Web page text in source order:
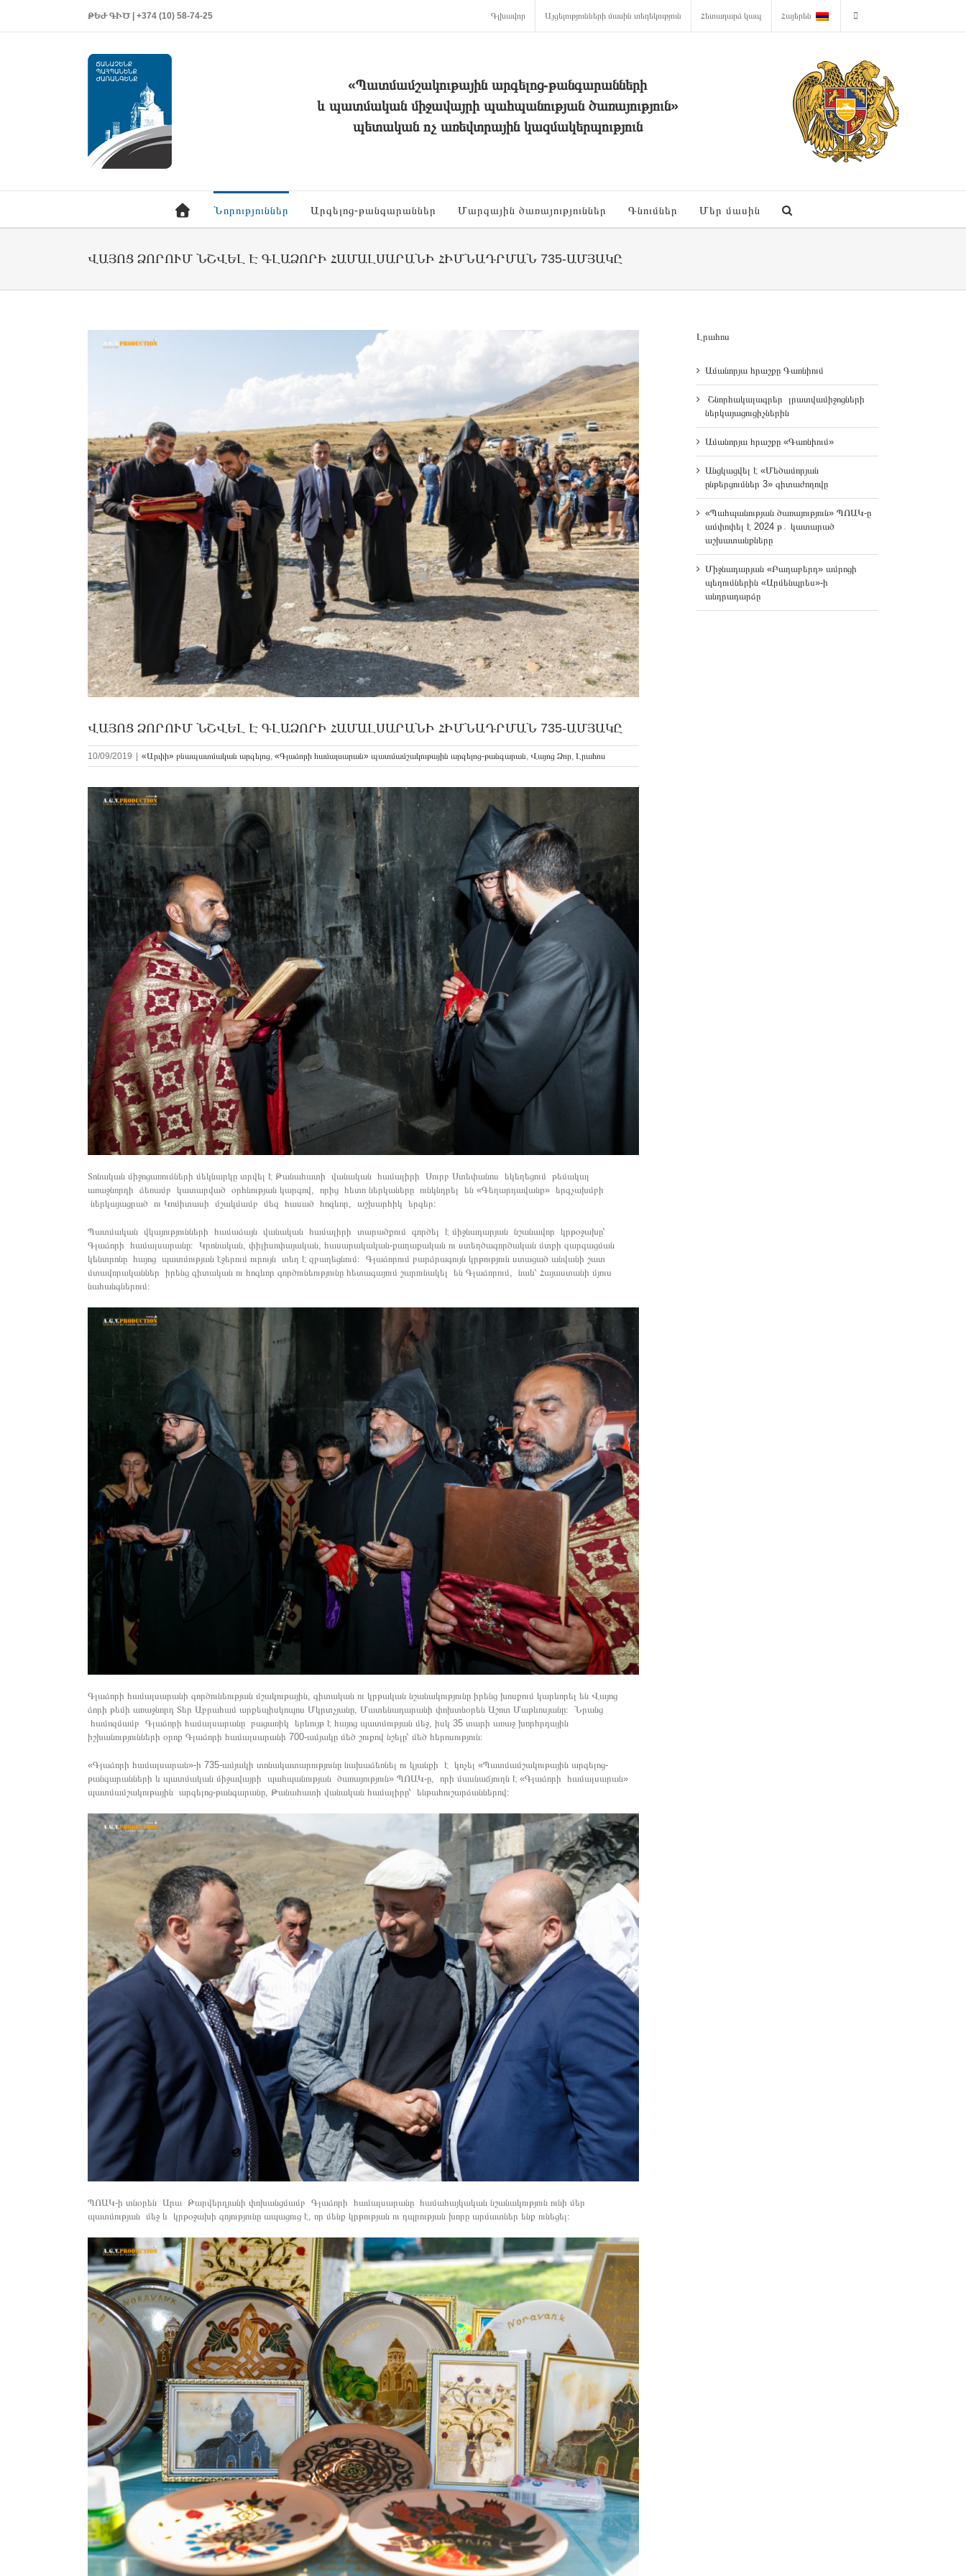
ԹԵԺ ԳԻԾ | +374 (10) 58-74-25 Գլխավոր Այցելությունների մասին տեղեկություն Հետադարձ կապ Հայերեն
«Պատմամշակութային արգելոց-թանգարանների
և պատմական միջավայրի պահպանության ծառայություն»
պետական ոչ առեվտրային կազմակերպություն
Նորություններ Արգելոց-թանգարաններ Մարզային ծառայություններ Գնումներ Մեր մասին
ՎԱՅՈՑ ՁՈՐՈՒՄ ՆՇՎԵԼ Է ԳԼԱՁՈՐԻ ՀԱՄԱԼՍԱՐԱՆԻ ՀԻՄՆԱԴՐՄԱՆ 735-ԱՄՅԱԿԸ
Larger
ՎԱՅՈՑ ՁՈՐՈՒՄ ՆՇՎԵԼ Է ԳԼԱՁՈՐԻ ՀԱՄԱԼՍԱՐԱՆԻ ՀԻՄՆԱԴՐՄԱՆ 735-ԱՄՅԱԿԸ
10/09/2019 «Արփի» բնապատմական արգելոց, «Գլաձորի համալսարան» պատմամշակութային արգելոց-թանգարան, Վայոց Ձոր, Լրահոս
Տոնական միջոցառումների մեկնարկը տրվել է Թանահատի վանական համալիրի Սուրբ Ստեփանոս եկեղեցում թեմակալ
առաջնորդի ձեռամբ կատարված օրհնության կարգով, որից հետո ներկաները ունկնդրել են «Գեղարդավանք» երգչախմբի
ներկայացրած ու Կոմիտասի մշակմամբ մեզ հասած հոգևոր, աշխարհիկ երգեր։
Պատմական վկայությունների համաձայն վանական համալիրի տարածքում գործել է միջնադարյան նշանավոր կրթօջախը՝
Գլաձորի համալսարանը։ Կրոնական, փիլիսոփայական, հասարակական-քաղաքական ու ստեղծագործական մտքի զարգացման
կենտրոնը հայոց պատմության էջերում ուրույն տեղ է զբաղեցնում։ Գլաձորում բարձրագույն կրթություն ստացած անվանի շատ
մտավորականներ իրենց գիտական ու հոգևոր գործունեությունը հետագայում շարունակել են Գլաձորում, նաև՝ Հայաստանի մյուս
նահանգներում։
Գլաձորի համալսարանի գործունեության մշակութային, գիտական ու կրթական նշանակությունը իրենց խոսքում կարևորել են Վայոց
ձորի թեմի առաջնորդ Տեր Աբրահամ արքեպիսկոպոս Մկրտչյանը, Մատենադարանի փոխտնօրեն Աշոտ Մաթևոսյանը։ Նրանց
համոզմամբ Գլաձորի համալսարանը բացառիկ երևույթ է հայոց պատմության մեջ, իսկ 35 տարի առաջ խորհրդային
իշխանությունների օրոք Գլաձորի համալսարանի 700-ամյակը մեծ շուքով նշելը՝ մեծ հերոսություն։
«Գլաձորի համալսարան»-ի 735-ամյակի տոնակատարությունը նախաձեռնել ու կյանքի է կոչել «Պատմամշակութային արգելոց-
թանգարանների և պատմական միջավայրի պահպանության ծառայություն» ՊՈԱԿ-ը, որի մասնաճյուղն է «Գլաձորի համալսարան»
պատմամշակութային արգելոց-թանգարանը, Թանահատի վանական համալիրը՝ ենթահուշարձաններով։
ՊՈԱԿ-ի տնօրեն Արա Թարվերդյանի փոխանցմամբ Գլաձորի համալսարանը համահայկական նշանակություն ունի մեր
պատմության մեջ և կրթօջախի գոյությունը ապացուց է, որ մենք կրթության ու դպրության խորը արմատներ ենք ունեցել։
Լրահոս
Ամանորյա հրաշքը Գառնիում
Շնորհակալագրեր լրատվամիջոցների
ներկայացուցիչներին
Ամանորյա հրաշքը «Գառնիում»
Անցկացվել է «Մեծամորյան
ընթերցումներ 3» գիտաժողովը
«Պահպանության ծառայություն» ՊՈԱԿ-ը
ամփոփել է 2024 թ․ կատարած
աշխատանքները
Միջնադարյան «Բաղաբերդ» ամրոցի
պեղումներին «Արմենպրես»-ի
անդրադարձը